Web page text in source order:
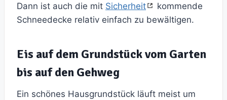
Dann ist auch die mit Sicherheit
kommende
Schneedecke relativ einfach zu bewältigen.
Eis auf dem Grundstück vom Garten
bis auf den Gehweg
Ein schönes Hausgrundstück läuft meist um